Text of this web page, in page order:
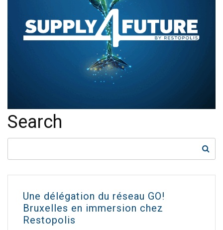
Search
Une délégation du réseau GO!
Bruxelles en immersion chez
Restopolis